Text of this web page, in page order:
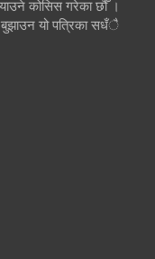
कोसिस गरेका छौँ ।
बुझाउन यो पत्रिका सधँै